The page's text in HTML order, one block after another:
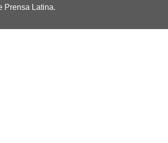
Prensa Latina.